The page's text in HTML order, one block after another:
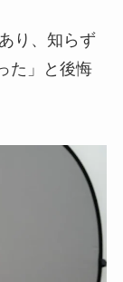
り、知らず
た」と後悔